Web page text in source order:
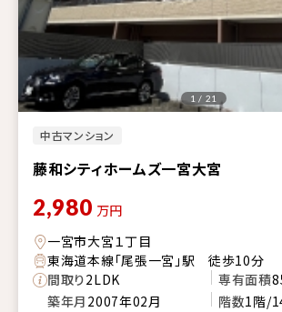
中古マンション
藤和シティホームズ一宮大宮
1 / 21
2,980 万円
一宮市大宮１丁目
東海道本線「尾張一宮」駅 徒歩10分
間取り2LDK 専有面積
築年月 2007年02月 階数1階/